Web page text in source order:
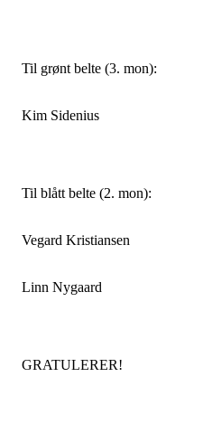
Til grønt belte (3. mon):
Kim Sidenius
Til blått belte (2. mon):
Vegard Kristiansen
Linn Nygaard
GRATULERER!